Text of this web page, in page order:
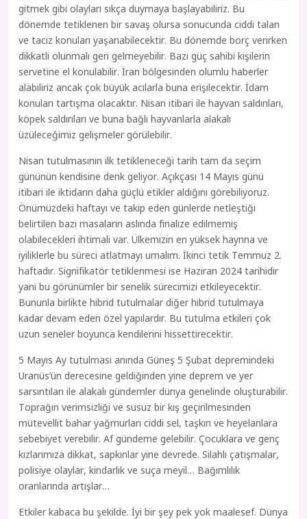
gitmek gibi olayları sıkça duymaya başlayabiliriz. Bu
dönemde tetiklenen bir savaş olursa sonucunda ciddi talan
ve taciz konuları yaşanabilecektir. Bu dönemde borç verirken
dikkatli olunmalı geri gelmeyebilir. Bazı güç sahibi kişilerin
servetine el konulabilir. İran bölgesinden olumlu haberler
alabiliriz ancak çok büyük acılarla buna erişilecektir. İdam
konuları tartışma olacaktır. Nisan itibari ile hayvan saldırıları,
köpek saldırıları ve buna bağlı hayvanlarla alakalı
üzüleceğimiz gelişmeler görülebilir.
Nisan tutulmasının ilk tetikleneceği tarih tam da seçim
gününün kendisine denk geliyor. Açıkçası 14 Mayıs günü
itibari ile iktidarın daha güçlü etikler aldığını görebiliyoruz.
Önümüzdeki haftayı ve takip eden günlerde netleştiği
belirtilen bazı masaların aslında finalize edilmemiş
olabilecekleri ihtimali var. Ülkemizin en yüksek hayrına ve
iyiliklerle bu süreci atlatmayı umalım. İkinci tetik Temmuz 2.
haftadır. Signifikatör tetiklenmesi ise Haziran 2024 tarihidir
yani bu görünümler bir senelik sürecimizi etkileyecektir.
Bununla birlikte hibrid tutulmalar diğer hibrid tutulmaya
kadar devam eden özel yapılardır. Bu tutulma etkileri çok
uzun seneler boyunca kendilerini hissettirecektir.
5 Mayıs Ay tutulması anında Güneş 5 Şubat depremindeki
Uranüs’ün derecesine geldiğinden yine deprem ve yer
sarsıntıları ile alakalı gündemler dünya genelinde oluşturabilir.
Toprağın verimsizliği ve susuz bir kış geçirilmesinden
mütevellit bahar yağmurları ciddi sel, taşkın ve heyelanlara
sebebiyet verebilir. Af gündeme gelebilir. Çocuklara ve genç
kızlarımıza dikkat, sapkınlar yine devrede. Silahlı çatışmalar,
polisiye olaylar, kindarlık ve suça meyil… Bağımlılık
oranlarında artışlar…
Etkiler kabaca bu şekilde. İyi bir şey pek yok maalesef. Dünya